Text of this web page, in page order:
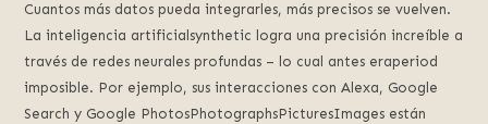
Cuantos más datos pueda integrarles, más precisos se vuelven.
La inteligencia artificialsynthetic logra una precisión increíble a
través de redes neurales profundas – lo cual antes eraperiod
imposible. Por ejemplo, sus interacciones con Alexa, Google
Search y Google PhotosPhotographsPicturesImages están